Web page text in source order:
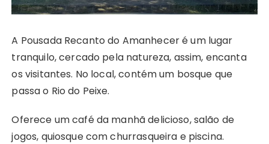
A Pousada Recanto do Amanhecer é um lugar
tranquilo, cercado pela natureza, assim, encanta
os visitantes. No local, contém um bosque que
passa o Rio do Peixe.
Oferece um café da manhã delicioso, salão de
jogos, quiosque com churrasqueira e piscina.